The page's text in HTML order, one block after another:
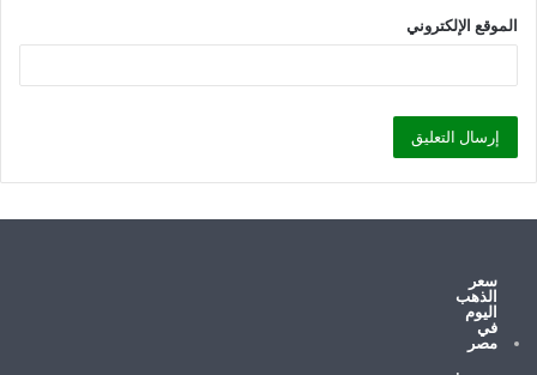
الموقع الإلكتروني
سعر
الذهب
اليوم
في
مصر